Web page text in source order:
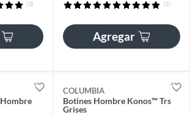
(3) (1)
Agregar
COLUMBIA
Botines Hombre Konos™ Trs
Grises